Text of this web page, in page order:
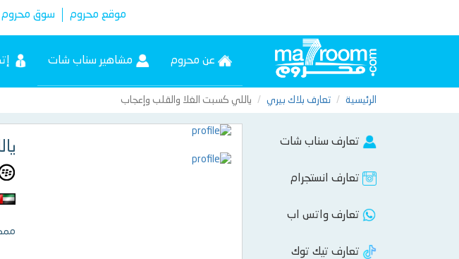
موقع محروم سوق محروم
عن محروم مشاهير سناب شات
الرئيسية تعارف بلاك بيري ياللي كسبت الغلا والقلب وإعجاب
تعارف سناب شات
تعارف انستجرام
تعارف واتس اب
تعارف تيك توك
ممكن